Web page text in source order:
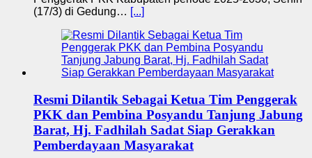
(17/3) di Gedung… [...]
Resmi Dilantik Sebagai Ketua Tim Penggerak
PKK dan Pembina Posyandu Tanjung Jabung
Barat, Hj. Fadhilah Sadat Siap Gerakkan
Pemberdayaan Masyarakat